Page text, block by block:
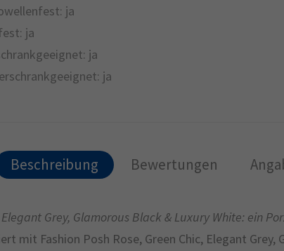
ja
ja
ja
ja
Beschreibung Bewertungen
Elegant Grey, Glamorous Black & Luxury White: ein
mit Fashion Posh Rose, Green Chic, Elegant